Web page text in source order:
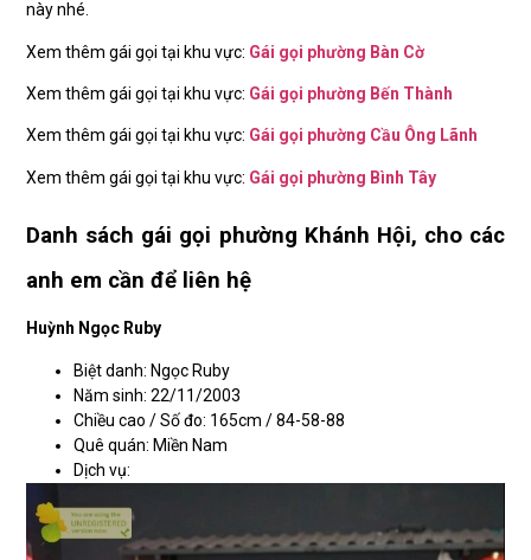
này nhé.
Xem thêm gái gọi tại khu vực: Gái gọi phường Bàn Cờ
Xem thêm gái gọi tại khu vực: Gái gọi phường Bến Thành
Xem thêm gái gọi tại khu vực: Gái gọi phường Cầu Ông Lãnh
Xem thêm gái gọi tại khu vực: Gái gọi phường Bình Tây
Danh sách gái gọi phường Khánh Hội, cho các
anh em cần để liên hệ
Huỳnh Ngọc Ruby
Biệt danh: Ngọc Ruby
Năm sinh: 22/11/2003
Chiều cao / Số đo: 165cm / 84-58-88
Quê quán: Miền Nam
Dịch vụ: